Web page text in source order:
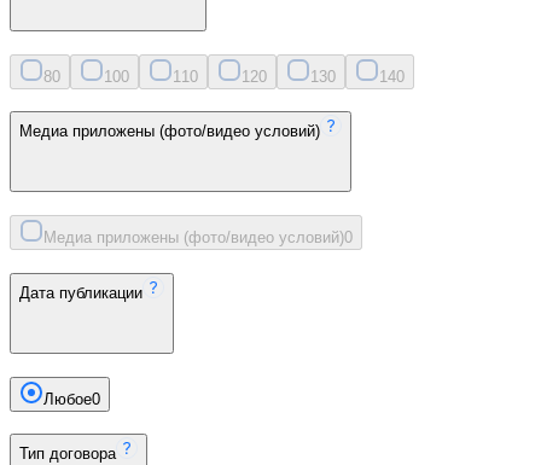
80 100 11 0 120 130 140
Медиа приложены (фото/видео условий)
Медиа приложены (фото/видео условий)0
Дата публикации
Любое0
Тип договора